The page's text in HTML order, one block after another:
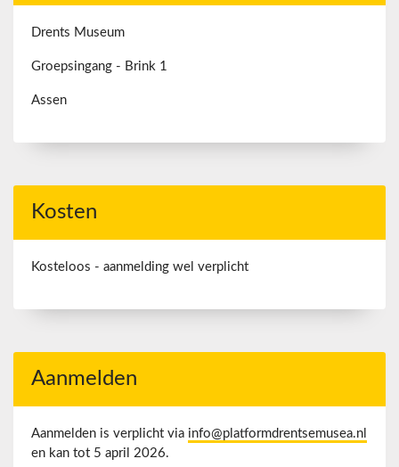
Drents Museum
Groepsingang - Brink 1
Assen
Kosten
Kosteloos - aanmelding wel verplicht
Aanmelden
Aanmelden is verplicht via info@platformdrentsemusea.nl
en kan tot 5 april 2026.